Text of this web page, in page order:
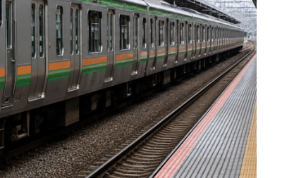
sefer yapan bir yolcu treninde yayılan
paniğe neden oldu. Yolcuların öksürük ve
şikayetleri yaşadığı olayda yaklaşık 10 kişi